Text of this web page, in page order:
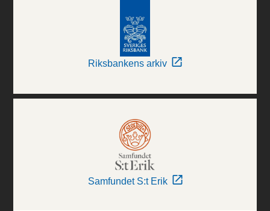
Riksbankens arkiv
Samfundet S:t Erik